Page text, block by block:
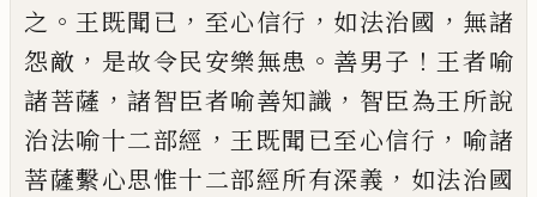
之 。 王既聞已 ， 至心信行 ， 如法治國 ， 無諸
怨敵 ， 是故令民安樂無患 。 善男子 ！ 王者喻
諸菩薩 ，諸智臣者喻善知識 ， 智臣為王所說
治法喻十二部經 ， 王既聞已至心信行 ， 喻諸
菩薩繫心思惟十二部經所有深義 ， 如法治國